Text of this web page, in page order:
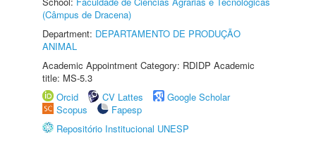
(Câmpus de Dracena)
Department: DEPARTAMENTO DE PRODUÇÃO
ANIMAL
Academic Appointment Category: RDIDP Academic
title: MS-5.3
Orcid
CV Lattes
Google Scholar
Scopus
Fapesp
Repositório Institucional UNESP